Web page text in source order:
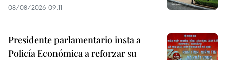
08/08/2026 09:11
Presidente parlamentario insta a
Policía Económica a reforzar su